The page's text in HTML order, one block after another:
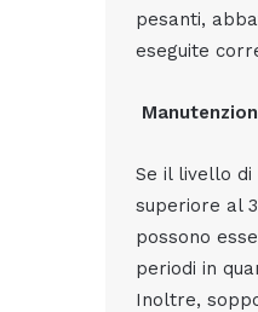
pesanti,
eseguite
Se il livello
superiore al
possono
periodi in
Inoltre,